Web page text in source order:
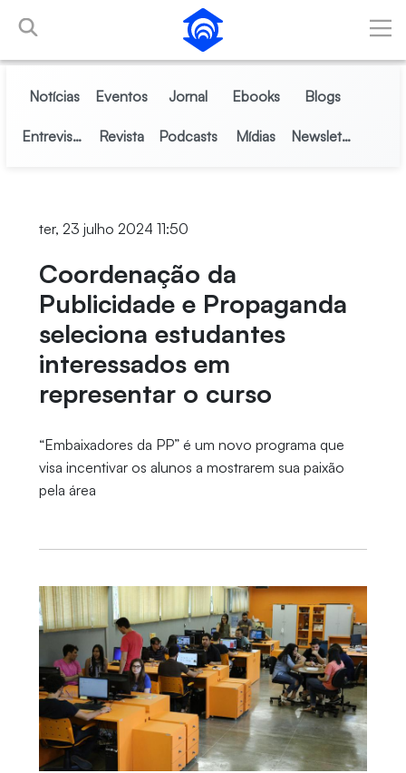
Pular para o Conteúdo principal
Notícias Eventos Jornal Ebooks Blogs
Entrevistas Revista Podcasts Mídias Newsletter
ter, 23 julho 2024 11:50
Coordenação da
Publicidade e Propaganda
seleciona estudantes
interessados em
representar o curso
“Embaixadores da PP” é um novo programa que
visa incentivar os alunos a mostrarem sua paixão
pela área